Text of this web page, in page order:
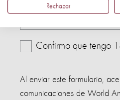
Confirmo que tengo
Al enviar este formulario,
comunicaciones de World
Rechazar